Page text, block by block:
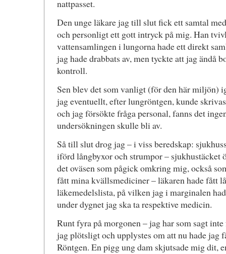
nattpasset.
Den unge läkare jag till slut fick ett samtal
och personligt ett gott intryck på mig. Han
vattensamlingen i lungorna hade ett direkt
jag hade drabbats av, men tyckte att jag ändå
kontroll.
Sen blev det som vanligt (för den här miljön)
jag eventuellt, efter lungröntgen, kunde
och jag försökte fråga personal, fanns det
undersökningen skulle bli av.
Så till slut drog jag – i viss beredskap:
iförd långbyxor och strumpor – sjukhustäcket
det oväsen som pågick omkring mig, också
fått mina kvällsmediciner – läkaren hade fått
läkemedelslista, på vilken jag i marginalen
under dygnet jag ska ta respektive medicin.
Runt fyra på morgonen – jag har som sagt
jag plötsligt och upplystes om att nu hade jag
Röntgen. En pigg ung dam skjutsade mig dit,